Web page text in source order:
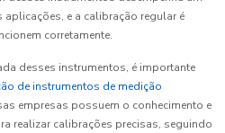
e a calibração regular é
corretamente.
desses instrumentos, é importante
de instrumentos de medição
empresas possuem o conhecimento e
realizar calibrações precisas, seguindo